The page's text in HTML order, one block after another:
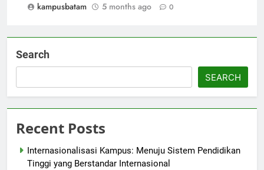
kampusbatam
5 months ago 0
Search
SEARCH
Recent Posts
Internasionalisasi Kampus: Menuju Sistem Pendidikan
Tinggi yang Berstandar Internasional